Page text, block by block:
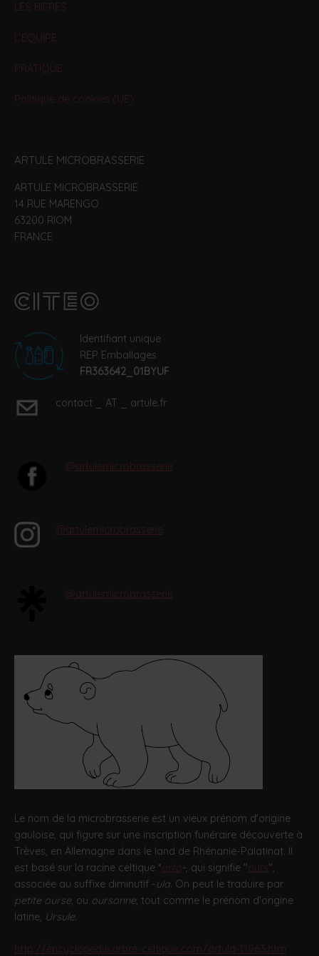
LES BIERES
L’EQUIPE
PRATIQUE
Politique de cookies (UE)
ARTULE MICROBRASSERIE
ARTULE MICROBRASSERIE
14 RUE MARENGO
63200 RIOM
FRANCE
Identifiant unique
REP Emballages
FR363642_01BYUF
contact _ AT _ artule.fr
@artulemicrobrasserie
@artulemicrobrasserie
@artulemicrobrasserie
Le nom de la microbrasserie est un vieux prénom d'origine
gauloise, qui figure sur une inscription funéraire découverte à
Trèves, en Allemagne dans le land de Rhénanie-Palatinat. Il
est basé sur la racine celtique *arto-, qui signifie "ours",
associée au suffixe diminutif -ula. On peut le traduire par
petite ourse, ou oursonne, tout comme le prénom d'origine
latine, Ursule.
http://encyclopedie.arbre-celtique.com/artula-11963.htm